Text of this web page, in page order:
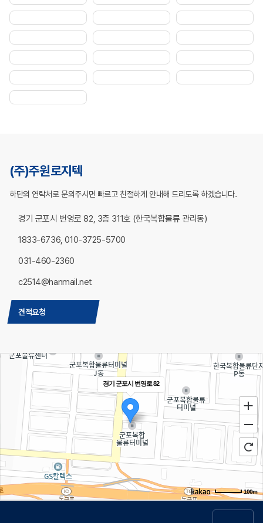
경기 군포시 번영로 82
100m
(주)주원로지텍
하단의 연락처로 문의주시면 빠르고 친절하게 안내해 드리도록 하겠습니다.
경기 군포시 번영로 82, 3층 311호 (한국복합물류 관리동)
1833-6736, 010-3725-5700
031-460-2360
c2514@hanmail.net
견적요청